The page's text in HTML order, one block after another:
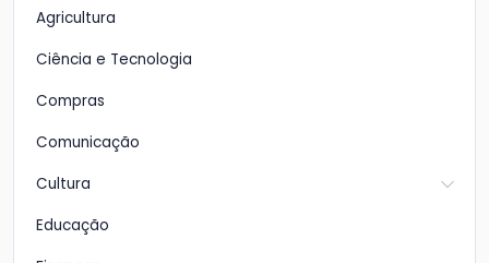
Agricultura
Ciência e Tecnologia
Compras
Comunicação
Cultura
Educação